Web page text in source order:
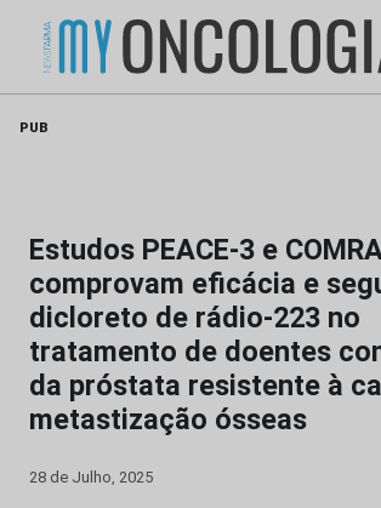
PUB
Estudos PEACE-3 e
comprovam eficácia e
dicloreto de rádio-223 no
tratamento de doentes
da próstata resistente à
metastização ósseas
28 de Julho, 2025